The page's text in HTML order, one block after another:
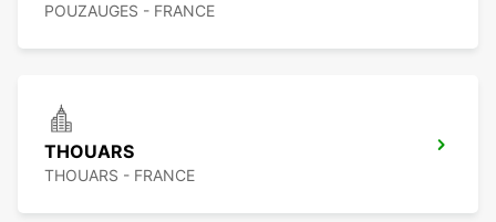
POUZAUGES - FRANCE
THOUARS
THOUARS - FRANCE